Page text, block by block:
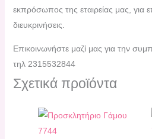
εκπρόσωπος της εταιρείας μας, για
διευκρινήσεις.
Επικοινωνήστε μαζί μας για την
τηλ 2315532844
Σχετικά προϊόντα